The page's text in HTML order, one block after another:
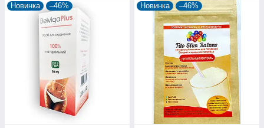
Новинка –46% Новинка –46%